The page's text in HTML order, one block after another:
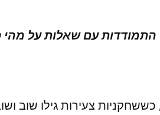
עם שאלות על מהי
צעירות גילו שוב